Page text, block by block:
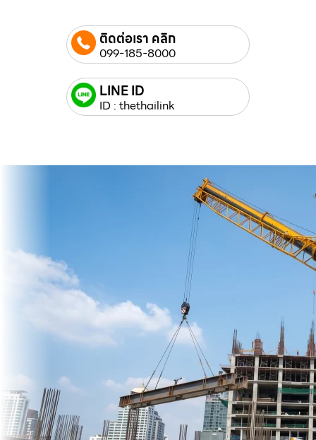
ติดต่อเรา คลิก
099-185-8000
LINE ID
ID : thethailink